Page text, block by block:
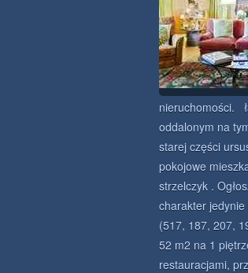
nieruchomości.
oddalonym na
starej części
pokojowe
strzelczyk .
charakter
(517, 187, 207,
52 m2 na 1
restauracjami,